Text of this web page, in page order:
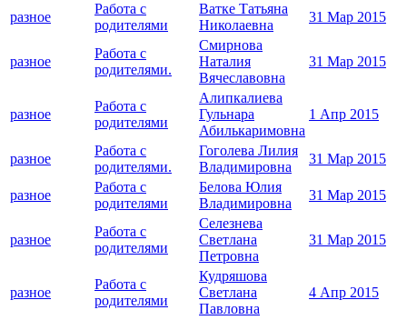
разное
Работа с
родителями
Ватке Татьяна
Николаевна
31 Мар 2015
разное
Работа с
родителями.
Смирнова
Наталия
Вячеславовна
31 Мар 2015
разное
Работа с
родителями
Алипкалиева
Гульнара
Абилькаримовна
1 Апр 2015
разное
Работа с
родителями.
Гоголева Лилия
Владимировна
31 Мар 2015
разное
Работа с
родителями
Белова Юлия
Владимировна
31 Мар 2015
разное
Работа с
родителями
Селезнева
Светлана
Петровна
31 Мар 2015
разное
Работа с
родителями
Кудряшова
Светлана
Павловна
4 Апр 2015